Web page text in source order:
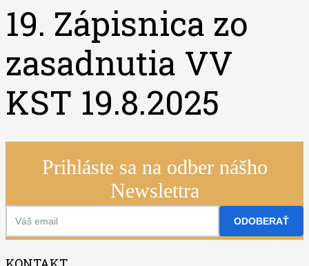
19. Zápisnica zo
zasadnutia VV
KST 19.8.2025
Prihláste sa na odber nášho
Newslettra
ODOBERAŤ